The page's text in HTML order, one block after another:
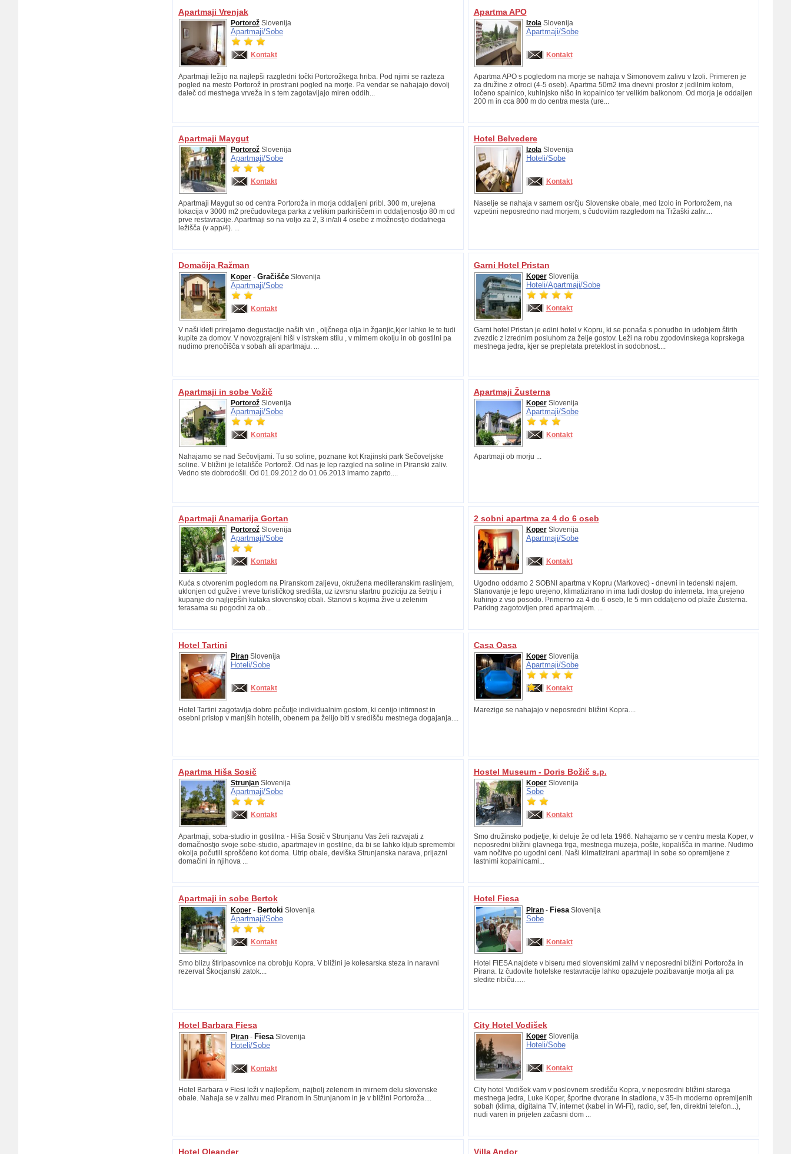
Apartmaji Vrenjak
PortorožSlovenija
Apartmaji/Sobe
Kontakt
Apartmaji ležijo na najlepši razgledni točki Portorožkega hriba. Pod njimi se razteza
pogled na mesto Portorož in prostrani pogled na morje. Pa vendar se nahajajo dovolj
daleč od mestnega vrveža in s tem zagotavljajo miren oddih...
Apartma APO
IzolaSlovenija
Apartmaji/Sobe
Kontakt
Apartma APO s pogledom na morje se nahaja v Simonovem zalivu v Izoli. Primeren je
za družine z otroci (4-5 oseb). Apartma 50m2 ima dnevni prostor z jedilnim kotom,
ločeno spalnico, kuhinjsko nišo in kopalnico ter velikim balkonom. Od morja je oddaljen
200 m in cca 800 m do centra mesta (ure...
Apartmaji Maygut
PortorožSlovenija
Apartmaji/Sobe
Kontakt
Apartmaji Maygut so od centra Portoroža in morja oddaljeni pribl. 300 m, urejena
lokacija v 3000 m2 prečudovitega parka z velikim parkiriščem in oddaljenostjo 80 m od
prve restavracije. Apartmaji so na voljo za 2, 3 in/ali 4 osebe z možnostjo dodatnega
ležišča (v app/4). ...
Hotel Belvedere
IzolaSlovenija
Hoteli/Sobe
Kontakt
Naselje se nahaja v samem osrčju Slovenske obale, med Izolo in Portorožem, na
vzpetini neposredno nad morjem, s čudovitim razgledom na Tržaški zaliv....
Domačija Ražman
Koper- GračiščeSlovenija
Apartmaji/Sobe
Kontakt
V naši kleti prirejamo degustacije naših vin , oljčnega olja in žganjic,kjer lahko le te tudi
kupite za domov. V novozgrajeni hiši v istrskem stilu , v mirnem okolju in ob gostilni pa
nudimo prenočišča v sobah ali apartmaju. ...
Garni Hotel Pristan
KoperSlovenija
Hoteli/Apartmaji/Sobe
Kontakt
Garni hotel Pristan je edini hotel v Kopru, ki se ponaša s ponudbo in udobjem štirih
zvezdic z izrednim posluhom za želje gostov. Leži na robu zgodovinskega koprskega
mestnega jedra, kjer se prepletata preteklost in sodobnost....
Apartmaji in sobe Vožič
PortorožSlovenija
Apartmaji/Sobe
Kontakt
Nahajamo se nad Sečovljami. Tu so soline, poznane kot Krajinski park Sečoveljske
soline. V bližini je letališče Portorož. Od nas je lep razgled na soline in Piranski zaliv.
Vedno ste dobrodošli. Od 01.09.2012 do 01.06.2013 imamo zaprto....
Apartmaji Žusterna
KoperSlovenija
Apartmaji/Sobe
Kontakt
Apartmaji ob morju ...
Apartmaji Anamarija Gortan
PortorožSlovenija
Apartmaji/Sobe
Kontakt
Kuća s otvorenim pogledom na Piranskom zaljevu, okružena mediteranskim raslinjem,
uklonjen od gužve i vreve turističkog središta, uz izvrsnu startnu poziciju za šetnju i
kupanje do najljepših kutaka slovenskoj obali. Stanovi s kojima žive u zelenim
terasama su pogodni za ob...
2 sobni apartma za 4 do 6 oseb
KoperSlovenija
Apartmaji/Sobe
Kontakt
Ugodno oddamo 2 SOBNI apartma v Kopru (Markovec) - dnevni in tedenski najem.
Stanovanje je lepo urejeno, klimatizirano in ima tudi dostop do interneta. Ima urejeno
kuhinjo z vso posodo. Primerno za 4 do 6 oseb, le 5 min oddaljeno od plaže Žusterna.
Parking zagotovljen pred apartmajem. ...
Hotel Tartini
PiranSlovenija
Hoteli/Sobe
Kontakt
Hotel Tartini zagotavlja dobro počutje individualnim gostom, ki cenijo intimnost in
osebni pristop v manjših hotelih, obenem pa želijo biti v središču mestnega dogajanja....
Casa Oasa
KoperSlovenija
Apartmaji/Sobe
Kontakt
Marezige se nahajajo v neposredni bližini Kopra....
Apartma Hiša Sosič
StrunjanSlovenija
Apartmaji/Sobe
Kontakt
Apartmaji, soba-studio in gostilna - Hiša Sosič v Strunjanu Vas želi razvajati z
domačnostjo svoje sobe-studio, apartmajev in gostilne, da bi se lahko kljub spremembi
okolja počutili sproščeno kot doma. Utrip obale, deviška Strunjanska narava, prijazni
domačini in njihova ...
Hostel Museum - Doris Božič s.p.
KoperSlovenija
Sobe
Kontakt
Smo družinsko podjetje, ki deluje že od leta 1966. Nahajamo se v centru mesta Koper, v
neposredni bližini glavnega trga, mestnega muzeja, pošte, kopališča in marine. Nudimo
vam nočitve po ugodni ceni. Naši klimatizirani apartmaji in sobe so opremljene z
lastnimi kopalnicami...
Apartmaji in sobe Bertok
Koper- Bertoki Slovenija
Apartmaji/Sobe
Kontakt
Smo blizu štiripasovnice na obrobju Kopra. V bližini je kolesarska steza in naravni
rezervat Škocjanski zatok....
Hotel Fiesa
Piran- FiesaSlovenija
Sobe
Kontakt
Hotel FIESA najdete v biseru med slovenskimi zalivi v neposredni bližini Portoroža in
Pirana. Iz čudovite hotelske restavracije lahko opazujete pozibavanje morja ali pa
sledite ribiču......
Hotel Barbara Fiesa
Piran- FiesaSlovenija
Hoteli/Sobe
Kontakt
Hotel Barbara v Fiesi leži v najlepšem, najbolj zelenem in mirnem delu slovenske
obale. Nahaja se v zalivu med Piranom in Strunjanom in je v bližini Portoroža....
City Hotel Vodišek
KoperSlovenija
Hoteli/Sobe
Kontakt
City hotel Vodišek vam v poslovnem središču Kopra, v neposredni bližini starega
mestnega jedra, Luke Koper, športne dvorane in stadiona, v 35-ih moderno opremljenih
sobah (klima, digitalna TV, internet (kabel in Wi-Fi), radio, sef, fen, direktni telefon...),
nudi varen in prijeten začasni dom ...
Hotel Oleander Villa Andor